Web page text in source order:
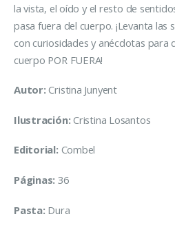
la vista, el oído y el resto de
pasa fuera del cuerpo. ¡Levanta las
con curiosidades y anécdotas
cuerpo POR FUERA!
Autor: Cristina Junyent
Ilustración: Cristina Losantos
Editorial: Combel
Páginas: 36
Pasta: Dura